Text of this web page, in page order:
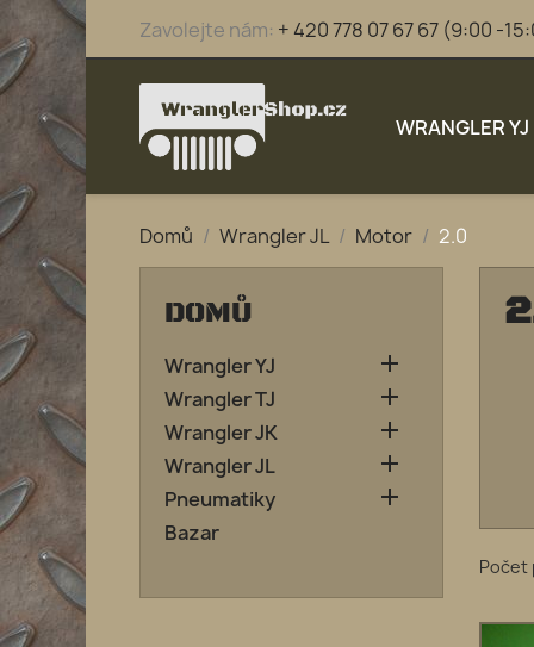
Zavolejte nám: + 420 778 07 67 67 (9:00 -
WRANGLER YJ
Domů Wrangler JL Motor 2.0
DOMŮ
Wrangler YJ 
Wrangler TJ 
Wrangler JK 
Wrangler JL 
Pneumatiky 
Bazar
Počet